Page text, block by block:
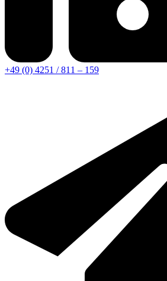
+49 (0) 4251 / 811 – 159